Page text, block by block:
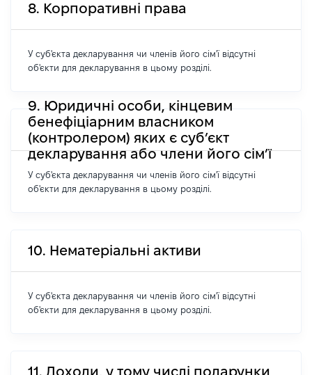
8. Корпоративні права
У суб'єкта декларування чи членів його сім'ї відсутні
об'єкти для декларування в цьому розділі.
9. Юридичні особи, кінцевим
бенефіціарним власником
(контролером) яких є суб’єкт
декларування або члени його сім’ї
У суб'єкта декларування чи членів його сім'ї відсутні
об'єкти для декларування в цьому розділі.
10. Нематеріальні активи
У суб'єкта декларування чи членів його сім'ї відсутні
об'єкти для декларування в цьому розділі.
11. Доходи, у тому числі подарунки